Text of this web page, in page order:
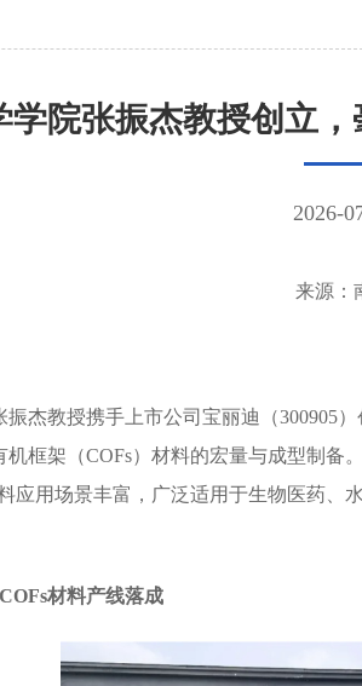
学院张振杰教授创立
2026-
来源：
振杰教授携手上市公司宝丽迪（300905
框架（COFs）材料的宏量与成型制备
应用场景丰富，广泛适用于生物医药
材料产线落成